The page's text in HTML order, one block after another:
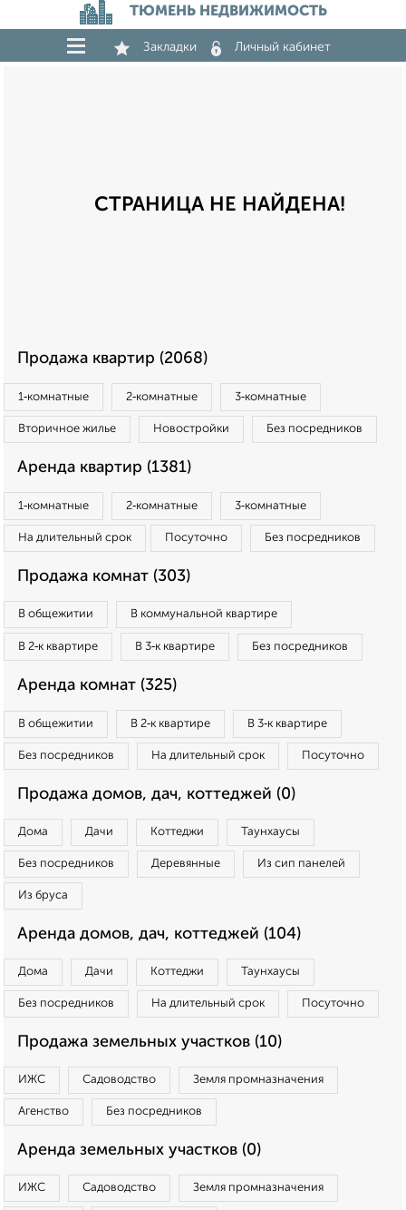
ТЮМЕНЬ НЕДВИЖИМОСТЬ
Закладки Личный кабинет
СТРАНИЦА НЕ НАЙДЕНА!
Продажа квартир (2068)
1‑комнатные 2‑комнатные 3‑комнатные
Вторичное жилье Новостройки Без посредников
Аренда квартир (1381)
1‑комнатные 2‑комнатные 3‑комнатные
На длительный срок Посуточно Без посредников
Продажа комнат (303)
В общежитии В коммунальной квартире
В 2‑к квартире В 3‑к квартире Без посредников
Аренда комнат (325)
В общежитии В 2‑к квартире В 3‑к квартире
Без посредников На длительный срок Посуточно
Продажа домов, дач, коттеджей (0)
Дома Дачи Коттеджи Таунхаусы
Без посредников Деревянные Из сип панелей
Из бруса
Аренда домов, дач, коттеджей (104)
Дома Дачи Коттеджи Таунхаусы
Без посредников На длительный срок Посуточно
Продажа земельных участков (10)
ИЖС Садоводство Земля промназначения
Агенство Без посредников
Аренда земельных участков (0)
ИЖС Садоводство Земля промназначения